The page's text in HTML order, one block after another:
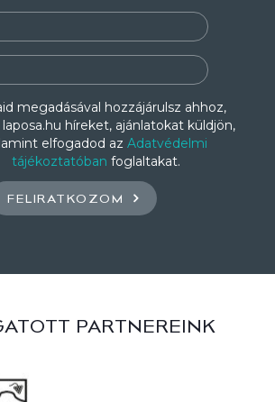
megadásával hozzájárulsz ahhoz,
híreket, ajánlatokat küldjön,
elfogadod az Adatvédelmi
tájékoztatóban foglaltakat.
FELIRATKOZOM
PARTNEREINK